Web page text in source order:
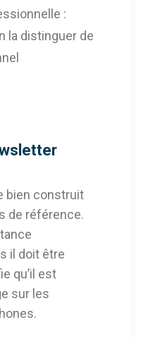
:
la distinguer de
bien construit
de référence.
il doit être
qu’il est
sur les